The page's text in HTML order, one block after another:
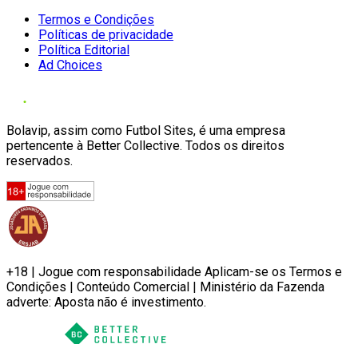
Termos e Condições
Políticas de privacidade
Política Editorial
Ad Choices
Bolavip, assim como Futbol Sites, é uma empresa
pertencente à Better Collective. Todos os direitos
reservados.
+18 | Jogue com responsabilidade Aplicam-se os Termos e
Condições | Conteúdo Comercial | Ministério da Fazenda
adverte: Aposta não é investimento.